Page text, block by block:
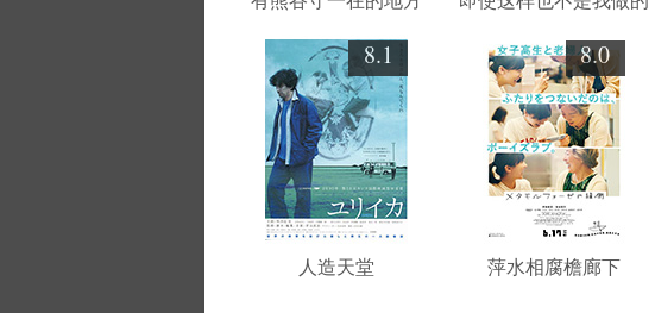
8.1
人造天堂
8.0
萍水相腐檐廊下